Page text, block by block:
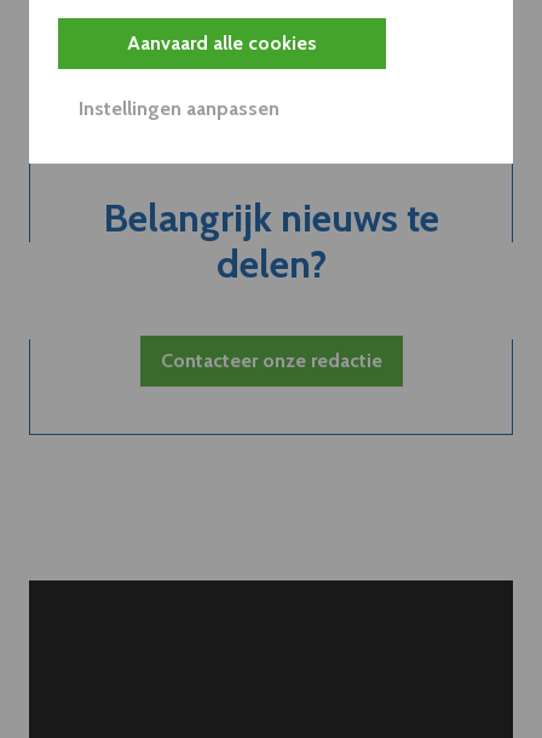
Aanvaard alle cookies
Instellingen aanpassen
Neem dVO Leads
Belangrijk nieuws te
delen?
Contacteer onze redactie